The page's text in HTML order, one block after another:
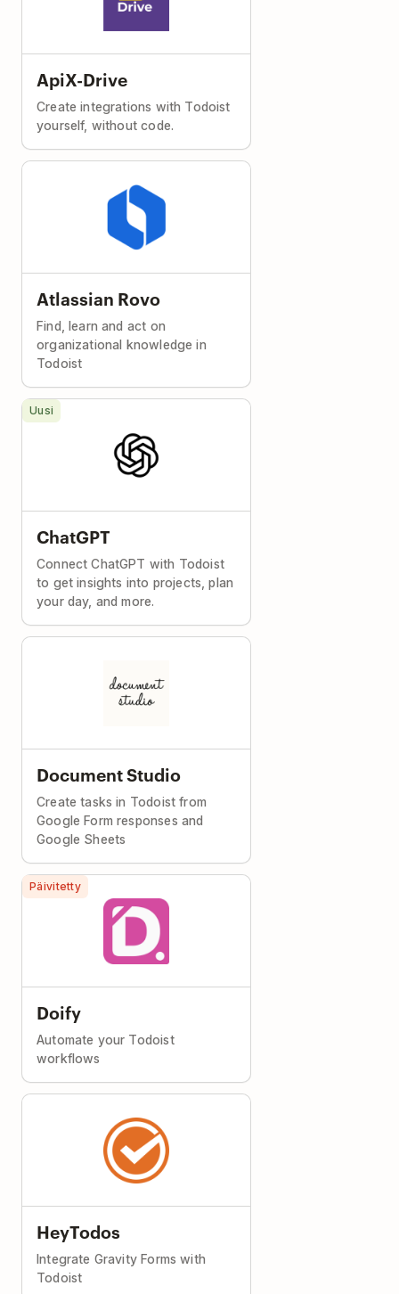
ApiX-Drive
Create integrations with Todoist
yourself, without code.
Atlassian Rovo
Find, learn and act on
organizational knowledge in
Todoist
ChatGPT
Connect ChatGPT with Todoist
to get insights into projects, plan
your day, and more.
Uusi
Document Studio
Create tasks in Todoist from
Google Form responses and
Google Sheets
Doify
Automate your Todoist
workflows
Päivitetty
HeyTodos
Integrate Gravity Forms with
Todoist